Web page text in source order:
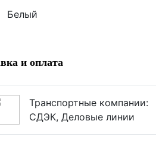
Белый
и оплата
Транспортные компании:
СДЭК, Деловые линии